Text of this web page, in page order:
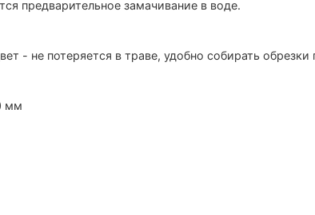
предварительное замачивание в воде.
- не потеряется в траве, удобно собирать обрезки
мм